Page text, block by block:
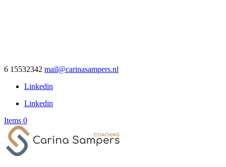
6 15532342 mail@carinasampers.nl
Linkedin
Linkedin
Items 0